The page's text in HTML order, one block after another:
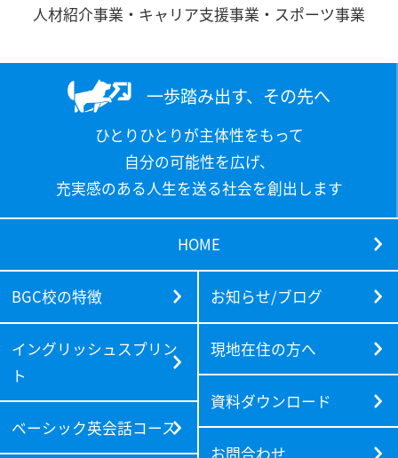
人材紹介事業・キャリア支援事業・スポーツ事業
一歩踏み出す、その先へ
ひとりひとりが主体性をもって
自分の可能性を広げ、
充実感のある人生を送る社会を創出します
HOME
BGC校の特徴
イングリッシュスプリン
ト
ベーシック英会話コース
お知らせ/ブログ
現地在住の方へ
資料ダウンロード
お問合わせ